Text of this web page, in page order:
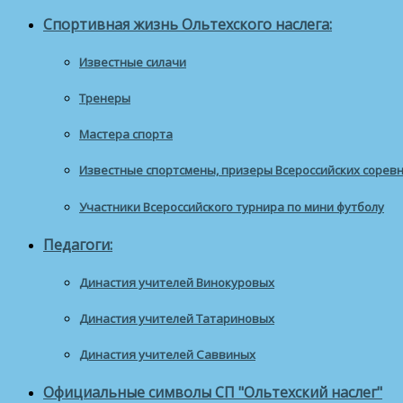
Спортивная жизнь Ольтехского наслега:
Известные силачи
Тренеры
Мастера спорта
Известные спортсмены, призеры Всероссийских
Участники Всероссийского турнира по мини футболу
Педагоги:
Династия учителей Винокуровых
Династия учителей Татариновых
Династия учителей Саввиных
Официальные символы СП "Ольтехский наслег"